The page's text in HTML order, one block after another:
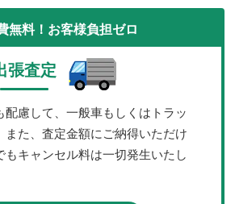
無料！お客様負担ゼロ
張査定
配慮して、一般車もしくはトラッ
また、査定金額にご納得いただけ
もキャンセル料は一切発生いたし